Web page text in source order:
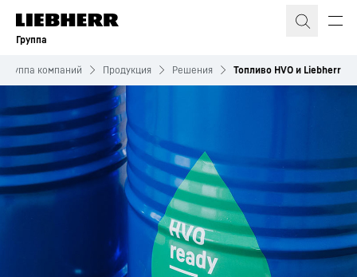
Группа
Группа компаний Продукция Решения Топливо HVO и Liebherr